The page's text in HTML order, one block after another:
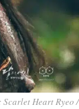
Heart Ryeo